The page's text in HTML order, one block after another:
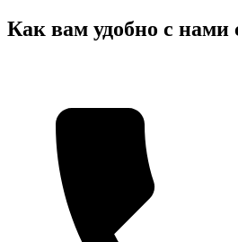
Как вам удобно с нами